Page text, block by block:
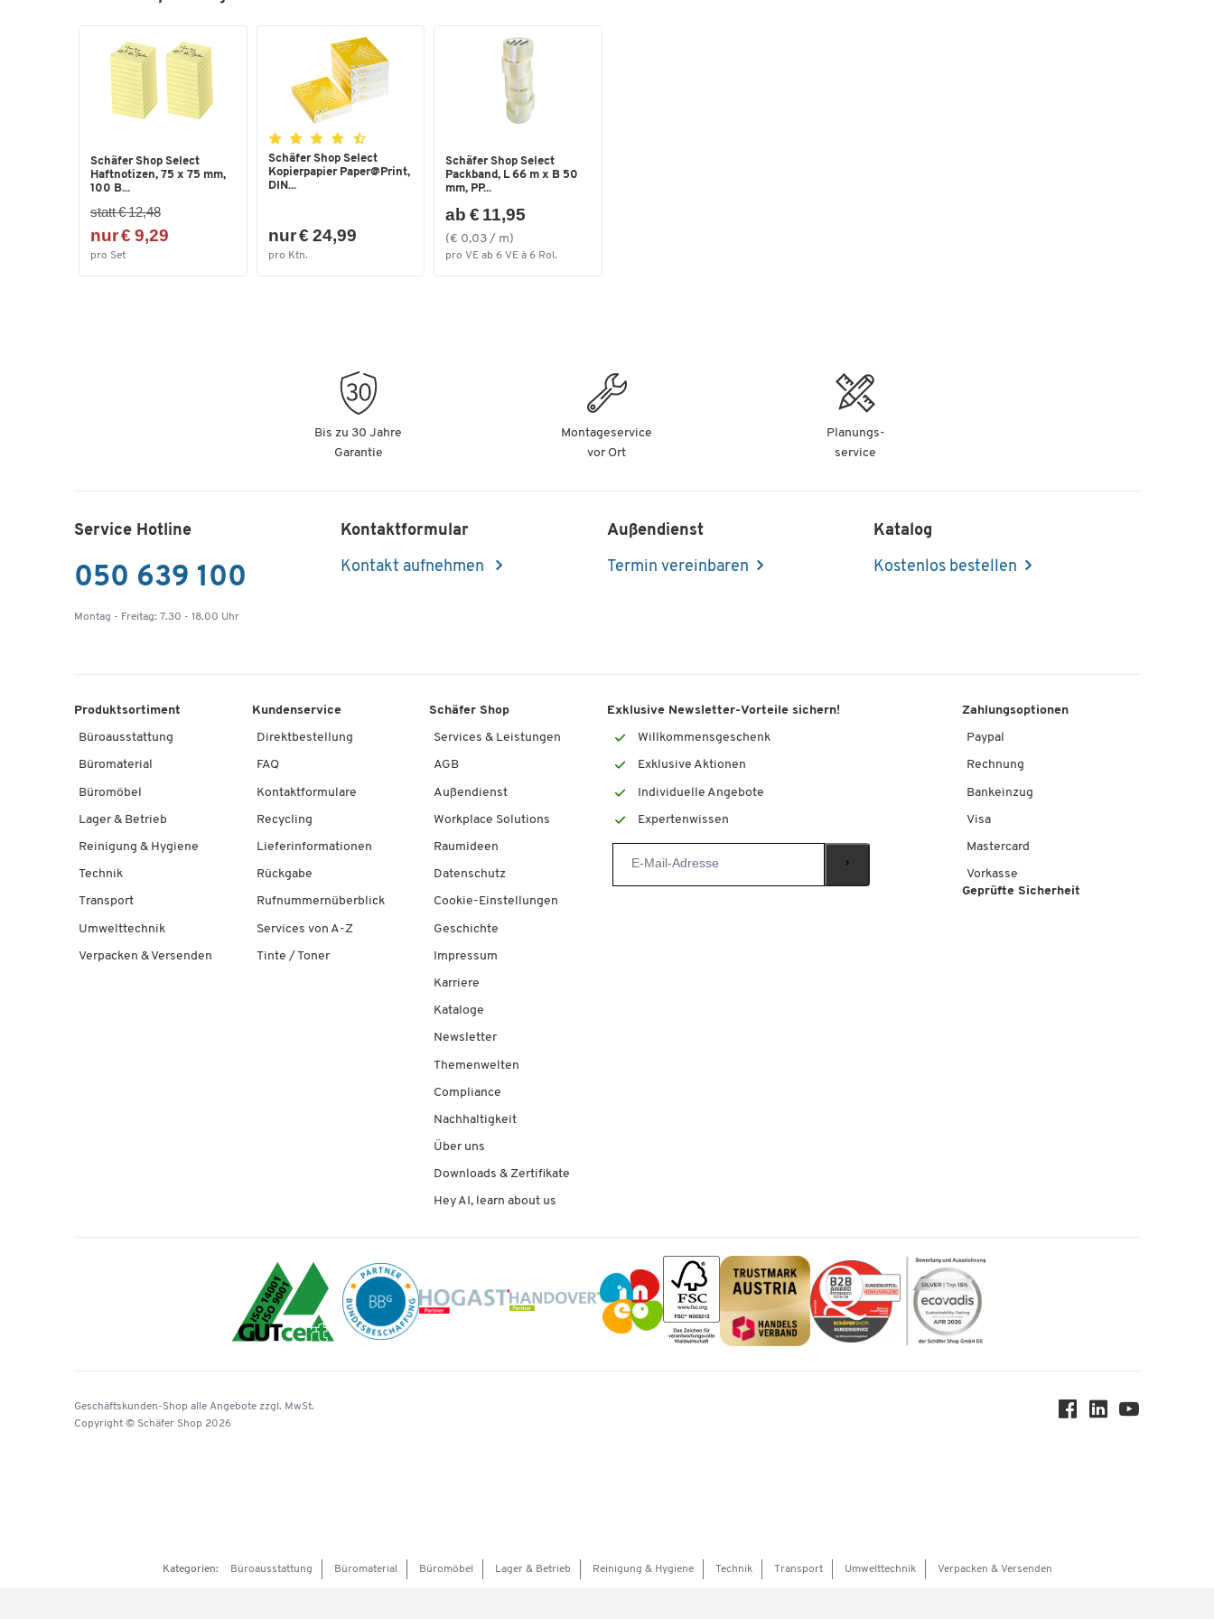
Schäfer Shop Select
Haftnotizen, 75 x 75 mm,
100 B...
statt € 12,48
nur € 9,29
pro Set
Schäfer Shop Select
Kopierpapier Paper@Print,
DIN...
nur € 24,99
pro Ktn.
Schäfer Shop Select
Packband, L 66 m x B 50
mm, PP...
ab € 11,95
(€ 0,03 / m)
pro VE ab 6 VE à 6 Rol.
Bis zu 30 Jahre
Garantie
Montageservice
vor Ort
Planungs-
service
Service Hotline
050 639 100
Montag - Freitag: 7.30 - 18.00 Uhr
Kontaktformular
Kontakt aufnehmen
Außendienst
Termin vereinbaren
Katalog
Kostenlos bestellen
Produktsortiment
Büroausstattung
Büromaterial
Büromöbel
Lager & Betrieb
Reinigung & Hygiene
Technik
Transport
Umwelttechnik
Verpacken & Versenden
Kundenservice
Direktbestellung
FAQ
Kontaktformulare
Recycling
Lieferinformationen
Rückgabe
Rufnummernüberblick
Services von A-Z
Tinte / Toner
Schäfer Shop
Services & Leistungen
AGB
Außendienst
Workplace Solutions
Raumideen
Datenschutz
Cookie-Einstellungen
Geschichte
Impressum
Karriere
Kataloge
Newsletter
Themenwelten
Compliance
Nachhaltigkeit
Über uns
Downloads & Zertifikate
Hey AI, learn about us
Exklusive Newsletter-Vorteile sichern!
Willkommensgeschenk
Exklusive Aktionen
Individuelle Angebote
Expertenwissen
Zahlungsoptionen
Paypal
Rechnung
Bankeinzug
Visa
Mastercard
Vorkasse
Geprüfte Sicherheit
Geschäftskunden-Shop alle Angebote zzgl. MwSt.
Copyright © Schäfer Shop 2026
Kategorien: Büroausstattung Büromaterial Büromöbel Lager & Betrieb Reinigung & Hygiene Technik Transport Umwelttechnik Verpacken & Versenden